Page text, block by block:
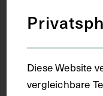
Albertirscha
Diese Website
vergleichbare